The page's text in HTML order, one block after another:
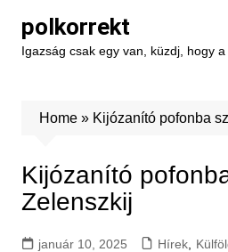
content
polkorrekt
Igazság csak egy van, küzdj, hogy
Home» Kijózanító pofonba
Kijózanító
Zelenszkij
január 10, 2025 Hírek,